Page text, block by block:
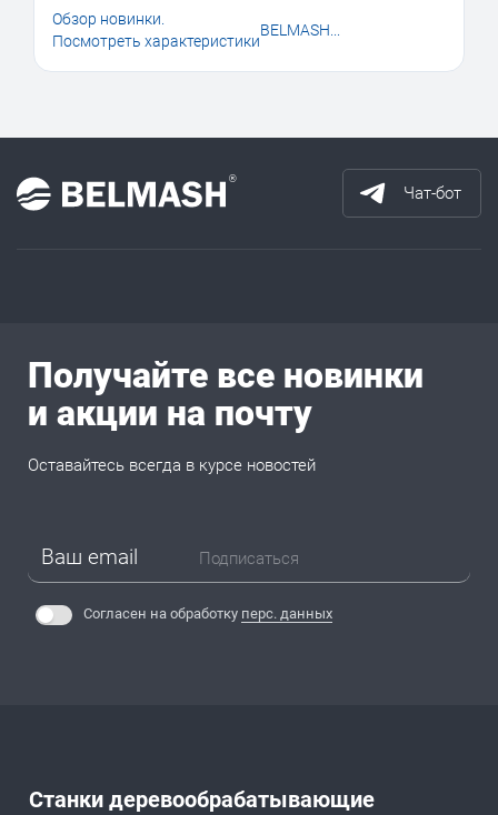
Обзор новинки.
Посмотреть характеристики
BELMASH...
Чат-бот
Станки деревообрабатывающие
Получайте все новинки
и акции на почту
Оставайтесь всегда в курсе новостей
Подписаться
Согласен на обработку перс. данных